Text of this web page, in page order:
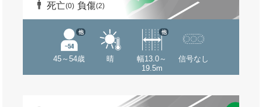
死亡(0) 負傷(2)
45～54歳
他
晴
幅13.0～
19.5m
他
信号なし